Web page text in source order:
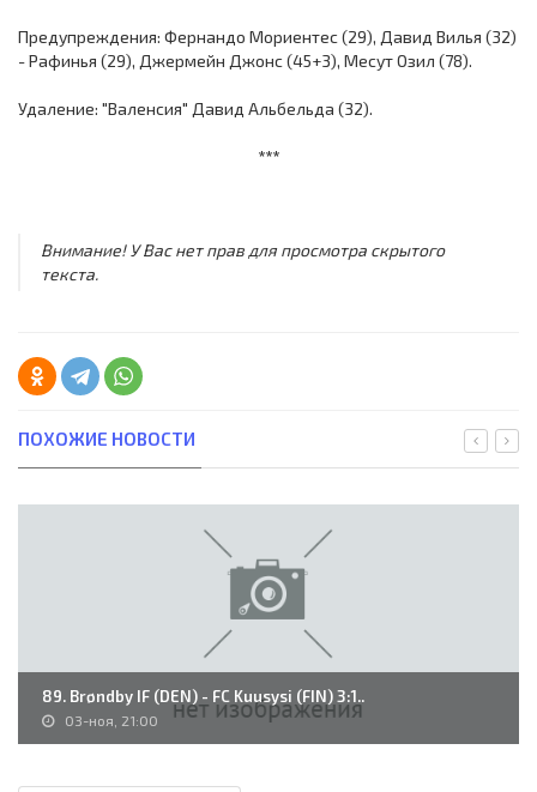
Предупреждения: Фернандо Мориентес (29), Давид Вилья (32)
- Рафинья (29), Джермейн Джонс (45+3), Месут Озил (78).
Удаление: "Валенсия" Давид Альбельда (32).
***
Внимание! У Вас нет прав для просмотра скрытого
текста.
ПОХОЖИЕ НОВОСТИ
89. Brøndby IF (DEN) - FC Kuusysi (FIN) 3:1..
03-ноя, 21:00